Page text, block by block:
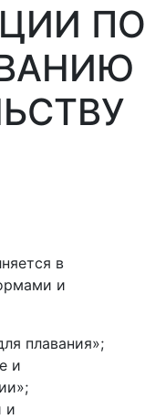
ПО
в
и
плавания»;
и
и